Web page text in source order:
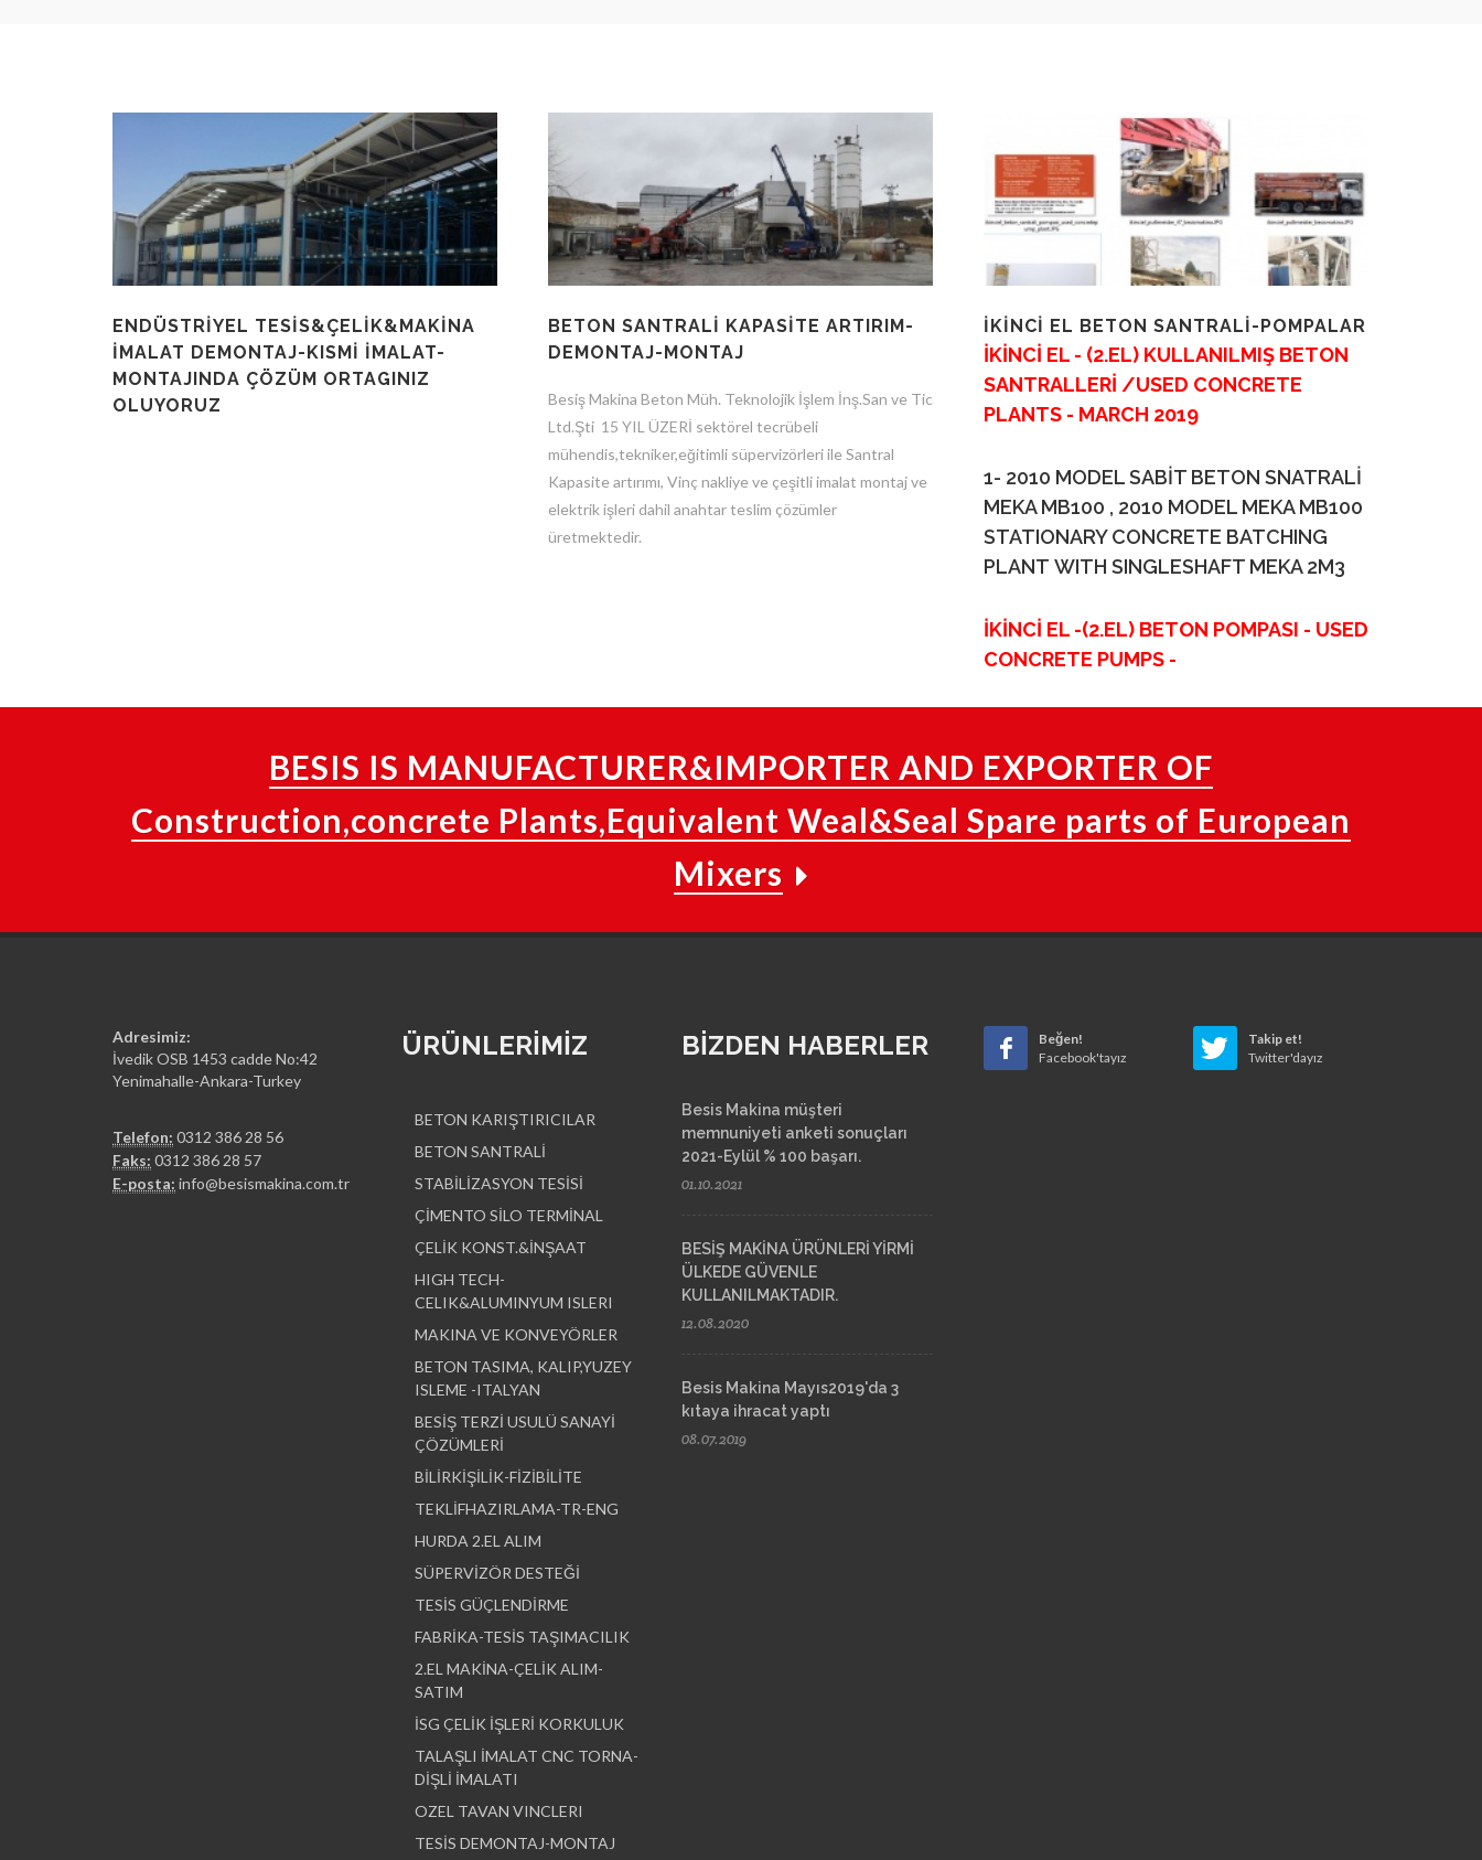
ENDÜSTRİYEL TESİS&ÇELİK&MAKİNA
İMALAT DEMONTAJ-KISMİ İMALAT-
MONTAJINDA ÇÖZÜM ORTAGINIZ
OLUYORUZ
BETON SANTRALİ KAPASİTE ARTIRIM-
DEMONTAJ-MONTAJ
Besiş Makina Beton Müh. Teknolojik İşlem İnş.San ve Tic
Ltd.Şti 15 YIL ÜZERİ sektörel tecrübeli
mühendis,tekniker,eğitimli süpervizörleri ile Santral
Kapasite artırımı, Vinç nakliye ve çeşitli imalat montaj ve
elektrik işleri dahil anahtar teslim çözümler
üretmektedir.
İKİNCİ EL BETON SANTRALİ-POMPALAR
İKİNCİ EL - (2.EL) KULLANILMIŞ BETON
SANTRALLERİ /USED CONCRETE
PLANTS - MARCH 2019
1- 2010 MODEL SABİT BETON SNATRALİ
MEKA MB100 , 2010 MODEL MEKA MB100
STATIONARY CONCRETE BATCHING
PLANT WITH SINGLESHAFT MEKA 2M3
İKİNCİ EL -(2.EL) BETON POMPASI - USED
CONCRETE PUMPS -
BESIS IS MANUFACTURER&IMPORTER AND EXPORTER OF
Construction,concrete Plants,Equivalent Weal&Seal Spare parts of European
Mixers
Adresimiz:
İvedik OSB 1453 cadde No:42
Yenimahalle-Ankara-Turkey
Telefon: 0312 386 28 56
Faks: 0312 386 28 57
E-posta: info@besismakina.com.tr
ÜRÜNLERİMİZ
BETON KARIŞTIRICILAR
BETON SANTRALİ
STABİLİZASYON TESİSİ
ÇİMENTO SİLO TERMİNAL
ÇELİK KONST.&İNŞAAT
HIGH TECH-
CELIK&ALUMINYUM ISLERI
MAKINA VE KONVEYÖRLER
BETON TASIMA, KALIP,YUZEY
ISLEME -ITALYAN
BESİŞ TERZİ USULÜ SANAYİ
ÇÖZÜMLERİ
BİLİRKİŞİLİK-FİZİBİLİTE
TEKLİFHAZIRLAMA-TR-ENG
HURDA 2.EL ALIM
SÜPERVİZÖR DESTEĞİ
TESİS GÜÇLENDİRME
FABRİKA-TESİS TAŞIMACILIK
2.EL MAKİNA-ÇELİK ALIM-
SATIM
İSG ÇELİK İŞLERİ KORKULUK
TALAŞLI İMALAT CNC TORNA-
DİŞLİ İMALATI
OZEL TAVAN VINCLERI
TESİS DEMONTAJ-MONTAJ
BİZDEN HABERLER
Besis Makina müşteri
memnuniyeti anketi sonuçları
2021-Eylül % 100 başarı.
01.10.2021
BESİŞ MAKİNA ÜRÜNLERİ YİRMİ
ÜLKEDE GÜVENLE
KULLANILMAKTADIR.
12.08.2020
Besis Makina Mayıs2019'da 3
kıtaya ihracat yaptı
08.07.2019
Beğen!
Facebook'tayız
Takip et!
Twitter'dayız